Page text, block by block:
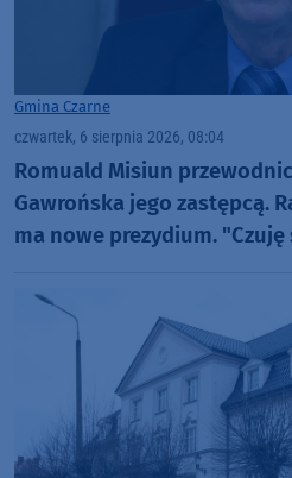
Gmina Czarne
czwartek, 6 sierpnia 2026, 08:04
Romuald Misiun
Gawrońska jego zastępcą.
ma nowe prezydium.